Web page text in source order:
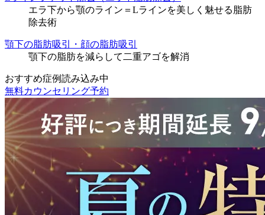
エラ下から顎のライン＝Lラインを美しく魅せる脂肪
除去術
顎下の脂肪吸引・顔の脂肪吸引
顎下の脂肪を減らして二重アゴを解消
おすすめ症例読み込み中
無料カウンセリング予約